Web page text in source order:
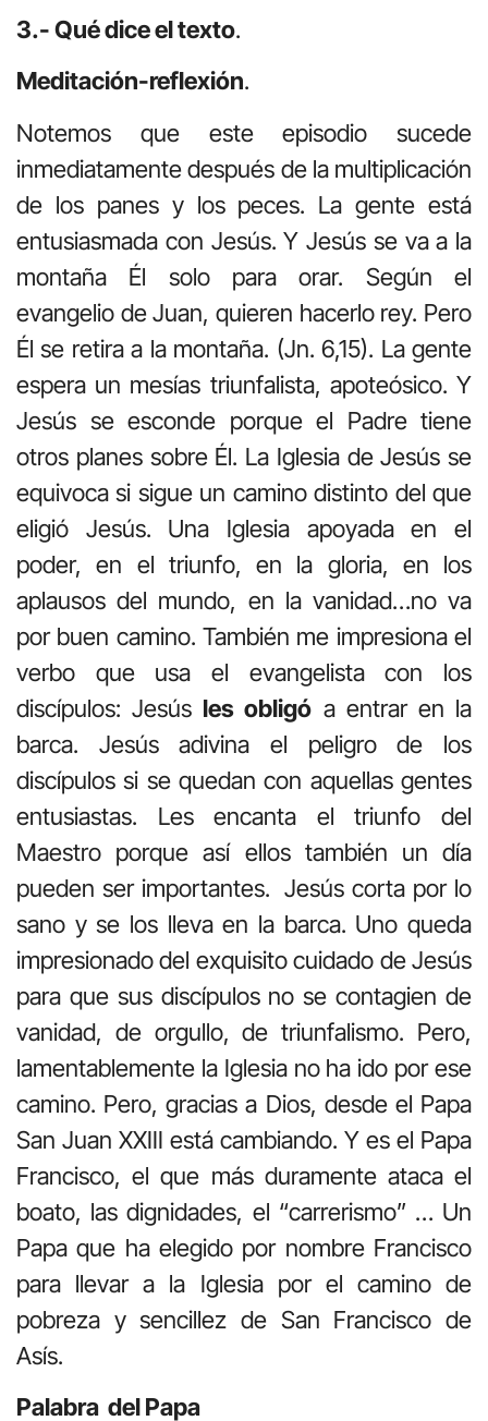
3.- Qué dice el texto.
Meditación-reflexión.
Notemos que este episodio sucede
inmediatamente después de la multiplicación
de los panes y los peces. La gente está
entusiasmada con Jesús. Y Jesús se va a la
montaña Él solo para orar. Según el
evangelio de Juan, quieren hacerlo rey. Pero
Él se retira a la montaña. (Jn. 6,15). La gente
espera un mesías triunfalista, apoteósico. Y
Jesús se esconde porque el Padre tiene
otros planes sobre Él. La Iglesia de Jesús se
equivoca si sigue un camino distinto del que
eligió Jesús. Una Iglesia apoyada en el
poder, en el triunfo, en la gloria, en los
aplausos del mundo, en la vanidad…no va
por buen camino. También me impresiona el
verbo que usa el evangelista con los
discípulos: Jesús les obligó a entrar en la
barca. Jesús adivina el peligro de los
discípulos si se quedan con aquellas gentes
entusiastas. Les encanta el triunfo del
Maestro porque así ellos también un día
pueden ser importantes. Jesús corta por lo
sano y se los lleva en la barca. Uno queda
impresionado del exquisito cuidado de Jesús
para que sus discípulos no se contagien de
vanidad, de orgullo, de triunfalismo. Pero,
lamentablemente la Iglesia no ha ido por ese
camino. Pero, gracias a Dios, desde el Papa
San Juan XXIII está cambiando. Y es el Papa
Francisco, el que más duramente ataca el
boato, las dignidades, el “carrerismo” … Un
Papa que ha elegido por nombre Francisco
para llevar a la Iglesia por el camino de
pobreza y sencillez de San Francisco de
Asís.
Palabra del Papa